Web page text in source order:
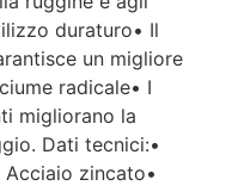
duraturo• Il
un migliore
radicale• I
migliorano la
Dati tecnici:•
zincato•